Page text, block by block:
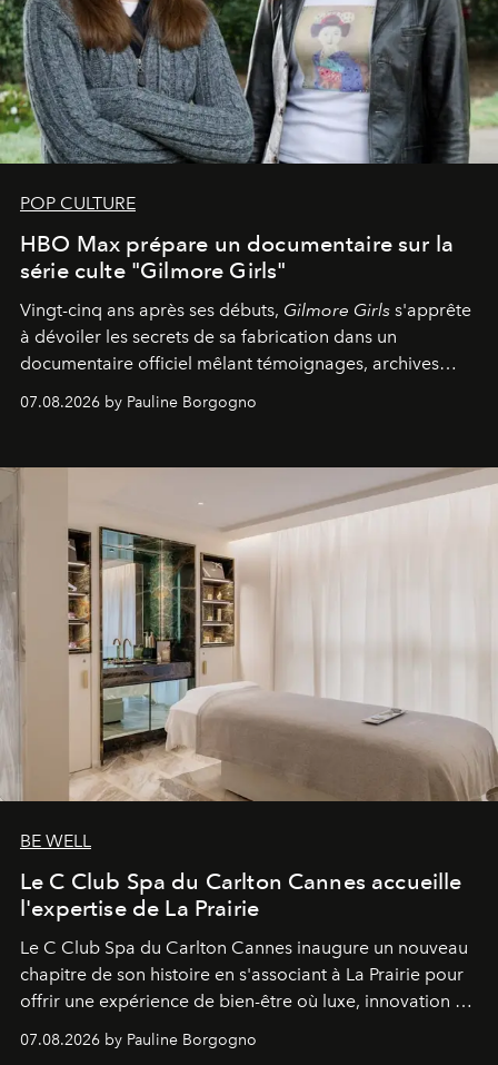
POP CULTURE
HBO Max prépare un documentaire sur la
série culte "Gilmore Girls"
Vingt-cinq ans après ses débuts, Gilmore Girls s'apprête
à dévoiler les secrets de sa fabrication dans un
documentaire officiel mêlant témoignages, archives
inédites et plongée dans les coulisses d'un phénomène
générationnel.
07.08.2026 by Pauline Borgogno
BE WELL
Le C Club Spa du Carlton Cannes accueille
l'expertise de La Prairie
Le C Club Spa du Carlton Cannes inaugure un nouveau
chapitre de son histoire en s'associant à La Prairie pour
offrir une expérience de bien-être où luxe, innovation et
expertise se rencontrent.
07.08.2026 by Pauline Borgogno